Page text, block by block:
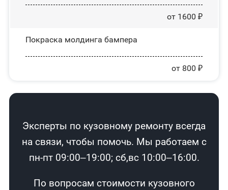
от 1600 ₽
Покраска молдинга бампера
от 800 ₽
Эксперты по кузовному ремонту всегда
на связи, чтобы помочь. Мы работаем с
пн-пт 09:00–19:00; сб,вс 10:00–16:00.
По вопросам стоимости кузовного